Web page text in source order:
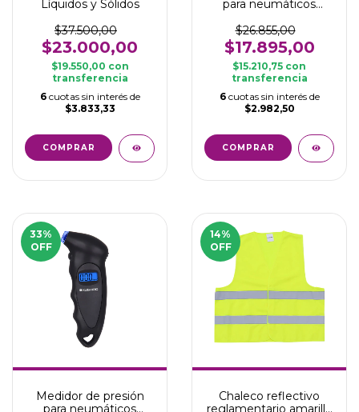
Líquidos y Sólidos
$37.500,00
$23.000,00
$19.550,00 con
transferencia
6 cuotas sin interés de
$3.833,33
para neumáticos
$26.855,00
$17.895,00
$15.210,75 con
transferencia
6 cuotas sin interés de
$2.982,50
33%
OFF
Medidor de presión
para neumáticos
14%
OFF
Chaleco reflectivo
reglamentario amarillo